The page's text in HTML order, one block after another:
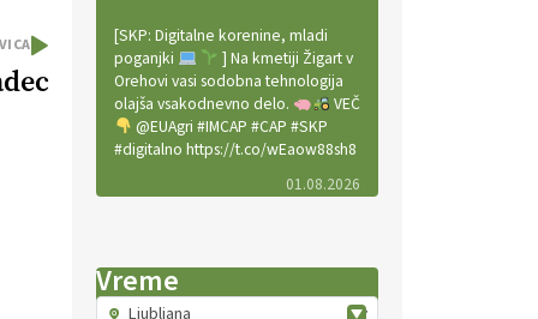
[SKP: Digitalne korenine, mladi
poganjki
] Na kmetiji Žigart v
Orehovi vasi sodobna tehnologija
olajša vsakodnevno delo.
VEČ
@EUAgri #IMCAP #CAP #SKP
#digitalno https://t.co/wEaow88sh8
01.08.2026
ekološko vinsko posestvo Fedora
na Krasu.
VEČ
Vreme
Ljubljana